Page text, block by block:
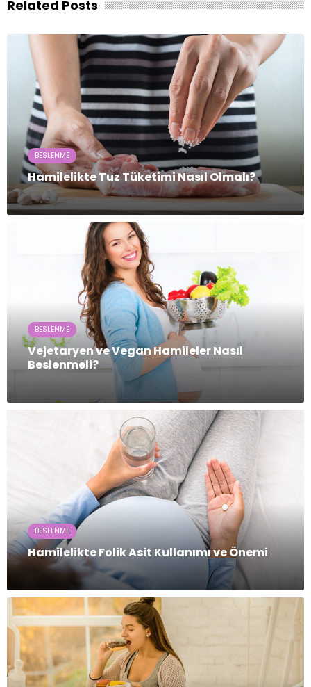
Related Posts
BESLENME
Hamilelikte Tuz Tüketimi Nasıl Olmalı?
BESLENME
Vejetaryen ve Vegan Hamileler Nasıl
Beslenmeli?
BESLENME
Hamilelikte Folik Asit Kullanımı ve Önemi